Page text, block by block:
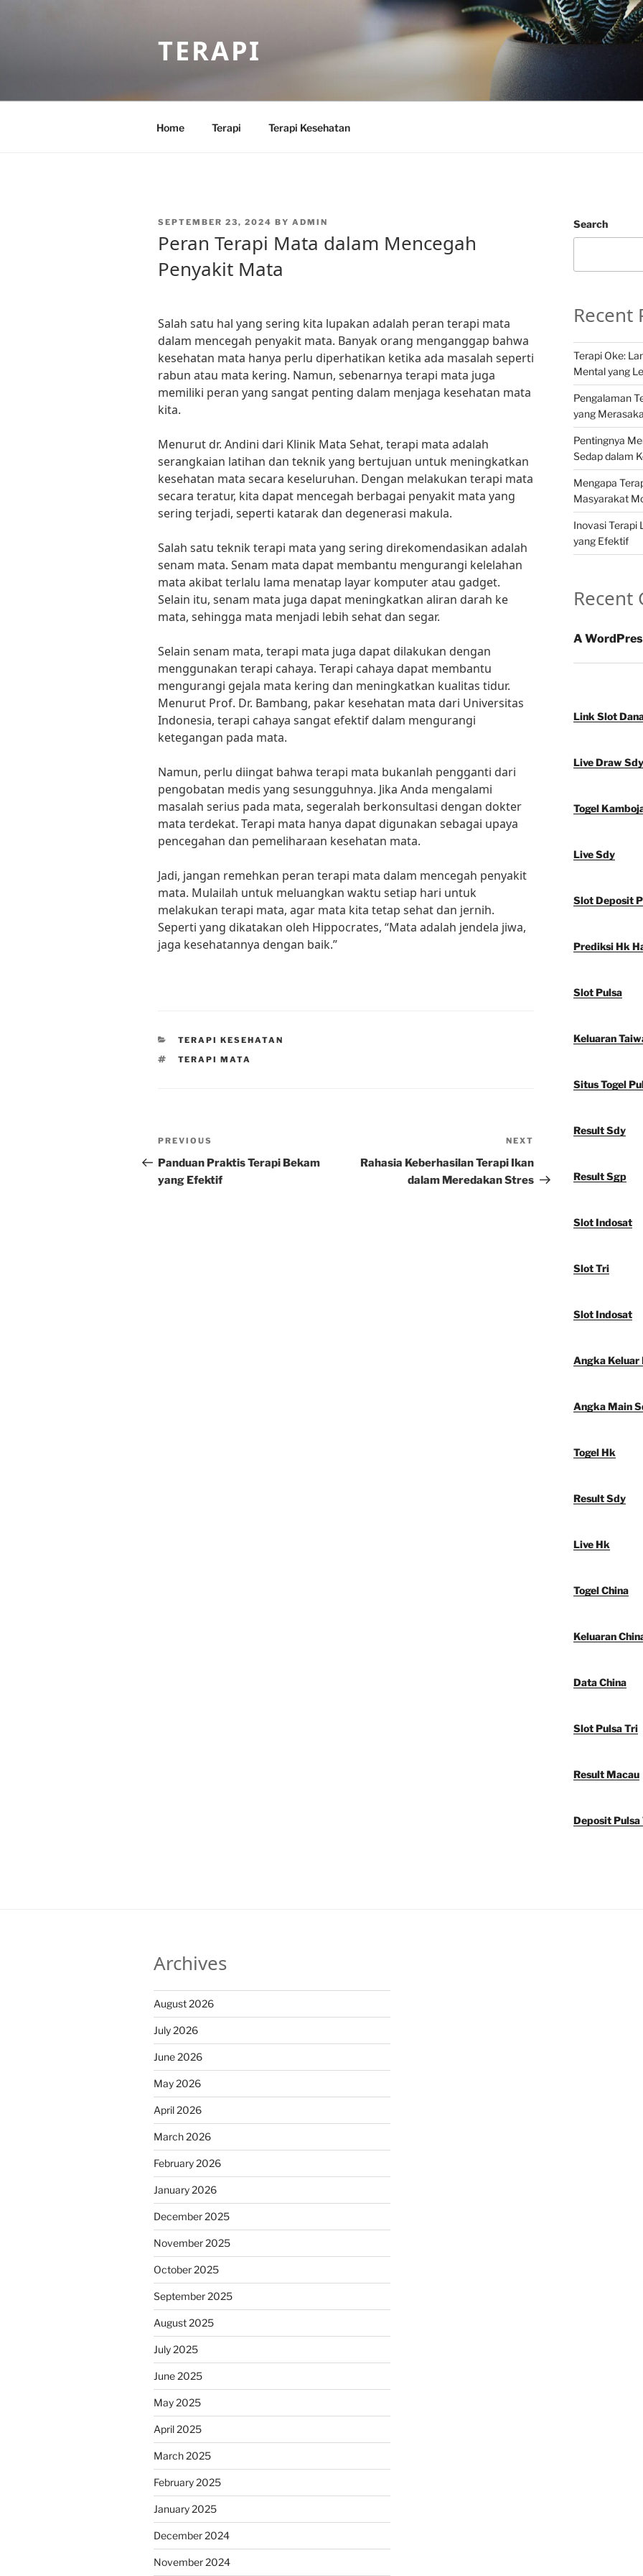
TERAPI
Home Terapi Terapi Kesehatan
POSTED
SEPTEMBER 23, 2024 BY ADMIN
Peran Terapi Mata dalam Mencegah
Penyakit Mata
Salah satu hal yang sering kita lupakan adalah peran terapi mata
dalam mencegah penyakit mata. Banyak orang menganggap bahwa
kesehatan mata hanya perlu diperhatikan ketika ada masalah seperti
rabun atau mata kering. Namun, sebenarnya terapi mata juga
memiliki peran yang sangat penting dalam menjaga kesehatan mata
kita.
Menurut dr. Andini dari Klinik Mata Sehat, terapi mata adalah
serangkaian latihan dan teknik yang bertujuan untuk meningkatkan
kesehatan mata secara keseluruhan. Dengan melakukan terapi mata
secara teratur, kita dapat mencegah berbagai penyakit mata yang
sering terjadi, seperti katarak dan degenerasi makula.
Salah satu teknik terapi mata yang sering direkomendasikan adalah
senam mata. Senam mata dapat membantu mengurangi kelelahan
mata akibat terlalu lama menatap layar komputer atau gadget.
Selain itu, senam mata juga dapat meningkatkan aliran darah ke
mata, sehingga mata menjadi lebih sehat dan segar.
Selain senam mata, terapi mata juga dapat dilakukan dengan
menggunakan terapi cahaya. Terapi cahaya dapat membantu
mengurangi gejala mata kering dan meningkatkan kualitas tidur.
Menurut Prof. Dr. Bambang, pakar kesehatan mata dari Universitas
Indonesia, terapi cahaya sangat efektif dalam mengurangi
ketegangan pada mata.
Namun, perlu diingat bahwa terapi mata bukanlah pengganti dari
pengobatan medis yang sesungguhnya. Jika Anda mengalami
masalah serius pada mata, segeralah berkonsultasi dengan dokter
mata terdekat. Terapi mata hanya dapat digunakan sebagai upaya
pencegahan dan pemeliharaan kesehatan mata.
Jadi, jangan remehkan peran terapi mata dalam mencegah penyakit
mata. Mulailah untuk meluangkan waktu setiap hari untuk
melakukan terapi mata, agar mata kita tetap sehat dan jernih.
Seperti yang dikatakan oleh Hippocrates, “Mata adalah jendela jiwa,
jaga kesehatannya dengan baik.”
CATEGORIES
TERAPI KESEHATAN
TAGS
TERAPI MATA
Post
navigation
Previous
Post
PREVIOUS
Panduan Praktis Terapi Bekam
yang Efektif
Post
NEXT
Rahasia Keberhasilan Terapi Ikan
dalam Meredakan Stres
Search
Recent
Terapi Oke:
Mental yang
Pengalaman
yang
Pentingnya
Sedap dalam
Mengapa
Masyarakat
Inovasi Terapi
yang Efektif
Recent
A
Link Slot
Live Draw Sdy
Togel
Live Sdy
Slot Deposit
Prediksi Hk
Slot Pulsa
Keluaran
Situs Togel
Result Sdy
Result Sgp
Slot Indosat
Slot Tri
Slot Indosat
Angka Keluar
Angka Main
Togel Hk
Result Sdy
Live Hk
Togel China
Keluaran
Data China
Slot Pulsa Tri
Result Macau
Deposit Pulsa
Archives
August 2026
July 2026
June 2026
May 2026
April 2026
March 2026
February 2026
January 2026
December 2025
November 2025
October 2025
September 2025
August 2025
July 2025
June 2025
May 2025
April 2025
March 2025
February 2025
January 2025
December 2024
November 2024